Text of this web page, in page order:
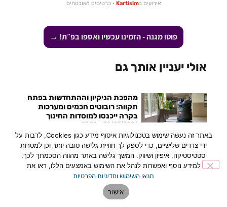
אירועים בKartisim · כרטיסים מאובטחים
פוטו מגנה - הזמינו עכשיו ואספו בפ״ת! →
אולי יעניין אותך גם
מהפכת הניקיון וההתחדשות בפתח
תקווה: רובוטים חכמים ומערכות
בקרה ייכנסו למוסדות החינוך
30/07/2026
לקראת פתיחת שנת הלימודים, עיריית
פתח תקווה משלימה עבודות שדרוג
נרחבות בכ-45 מוסדות חינוך ומשיקה
מהלך טכנולוגי וחינוכי יוצא דופן: הטמעת
רובוטים ייעודיים לניקוי כיתות,
לכתבה המלאה »
באתר זה נעשה שימוש בטכנולוגיות איסוף מידע כגון Cookies, לרבות על
ידי צדדים שלישיים, כדי לספק לך חוויית גלישה טובה יותר וכן למטרות
סטטיסטיקה, איפיון ושיווק. המשך גלישה באתר מהווה הסכמתך לכך.
למידע נוסף ואפשרות לנהל את השימוש באמצעים הללו, ראו את
תנאי השימוש ומדיניות הפרטיות
אישור